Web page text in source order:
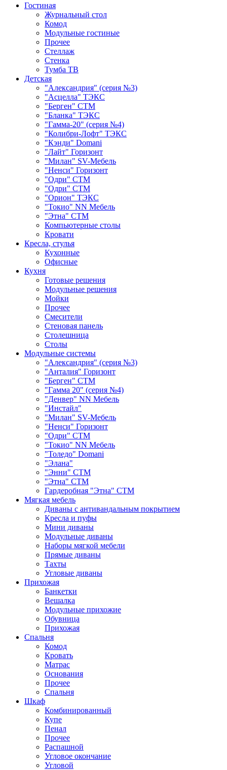
Гостиная
Журнальный стол
Комод
Модульные гостиные
Прочее
Стеллаж
Стенка
Тумба ТВ
Детская
"Александрия" (серия №3)
"Асцелла" ТЭКС
"Берген" СТМ
"Бланка" ТЭКС
"Гамма-20" (серия №4)
"Колибри-Лофт" ТЭКС
"Кэнди" Domani
"Лайт" Горизонт
"Милан" SV-Мебель
"Ненси" Горизонт
"Одри" СТМ
"Одри" СТМ
"Орион" ТЭКС
"Токио" NN Мебель
"Этна" СТМ
Компьютерные столы
Кровати
Кресла, стулья
Кухонные
Офисные
Кухня
Готовые решения
Модульные решения
Мойки
Прочее
Смесители
Стеновая панель
Столешница
Столы
Модульные системы
"Александрия" (серия №3)
"Анталия" Горизонт
"Берген" СТМ
"Гамма 20" (серия №4)
"Денвер" NN Мебель
"Инстайл"
"Милан" SV-Мебель
"Ненси" Горизонт
"Одри" СТМ
"Токио" NN Мебель
"Толедо" Domani
"Элана"
"Энни" СТМ
"Этна" СТМ
Гардеробная "Этна" СТМ
Мягкая мебель
Диваны с антивандальным покрытием
Кресла и пуфы
Мини диваны
Модульные диваны
Наборы мягкой мебели
Прямые диваны
Тахты
Угловые диваны
Прихожая
Банкетки
Вешалка
Модульные прихожие
Обувница
Прихожая
Спальня
Комод
Кровать
Матраc
Основания
Прочее
Спальня
Шкаф
Комбинированный
Купе
Пенал
Прочее
Распашной
Угловое окончание
Угловой